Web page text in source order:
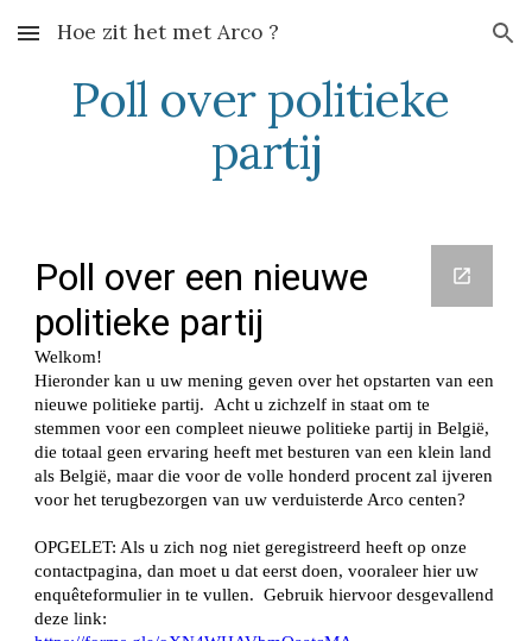
Skip to main content Skip to navigation
Hoe zit het met Arco ?
Poll over politieke
partij